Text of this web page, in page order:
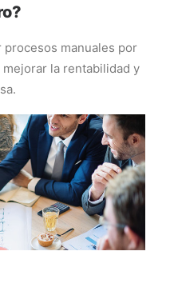
manuales por
la rentabilidad y